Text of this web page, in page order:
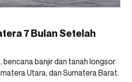
7 Bulan Setelah
banjir dan tanah longsor
Utara, dan Sumatera Barat.